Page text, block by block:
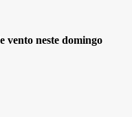
vento neste domingo